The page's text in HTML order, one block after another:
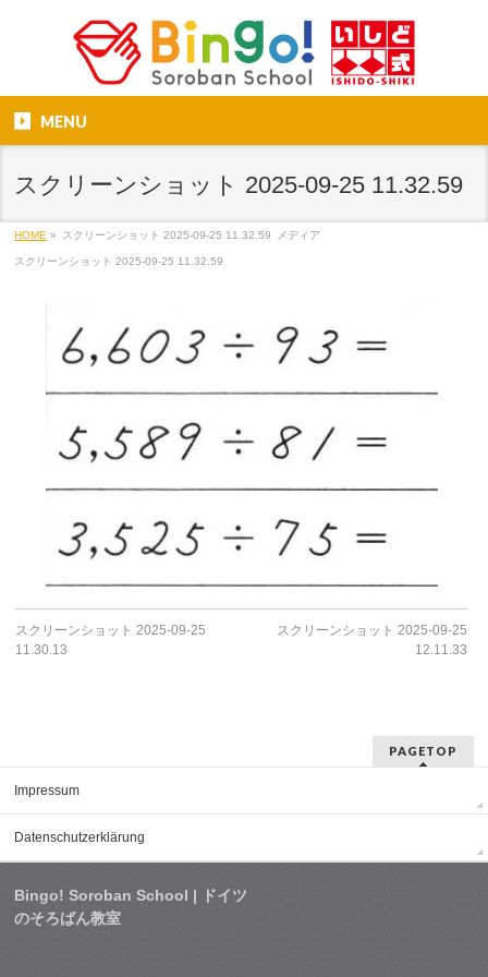
MENU
スクリーンショット 2025-09-25 11.32.59
HOME » スクリーンショット 2025-09-25 11.32.59 メディア
スクリーンショット 2025-09-25 11.32.59
スクリーンショット 2025-09-25
11.30.13
スクリーンショット 2025-09-25
12.11.33
PAGETOP
Impressum
Datenschutzerklärung
Bingo! Soroban School | ドイツ
のそろばん教室